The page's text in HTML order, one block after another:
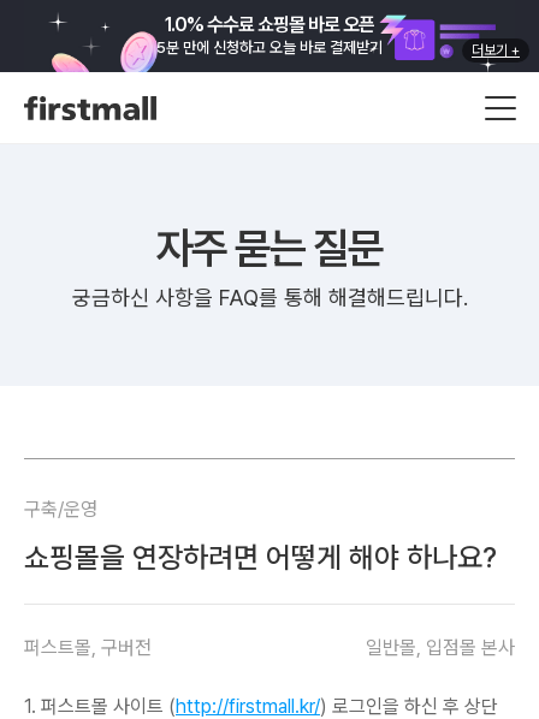
1.0% 수수료 쇼핑몰 바로 오픈
5분 만에 신청하고 오늘 바로 결제받기 더보기 +
자주 묻는 질문
궁금하신 사항을 FAQ를 통해 해결해드립니다.
구축/운영
쇼핑몰을 연장하려면 어떻게 해야 하나요?
퍼스트몰, 구버전 일반몰, 입점몰 본사
1. 퍼스트몰 사이트 (http://firstmall.kr/) 로그인을 하신 후 상단